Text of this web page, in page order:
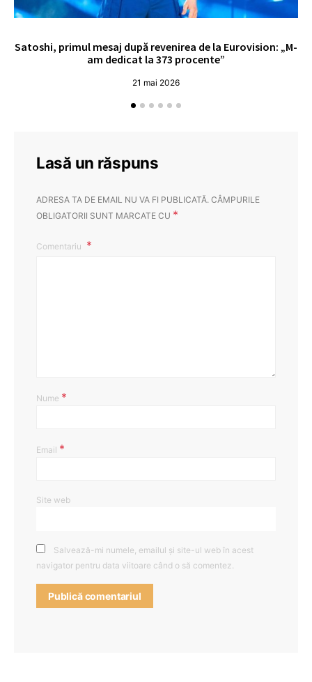
Satoshi, primul mesaj după revenirea de la Eurovision: „M-
am dedicat la 373 procente”
21 mai 2026
Lasă un răspuns
ADRESA TA DE EMAIL NU VA FI PUBLICATĂ. CÂMPURILE
OBLIGATORII SUNT MARCATE CU *
Comentariu
Nume *
Email *
Site web
Salvează-mi numele, emailul și site-ul web în acest
navigator pentru data viitoare când o să comentez.